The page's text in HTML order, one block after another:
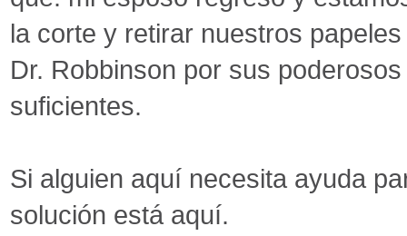
la corte y retirar nuestros
Dr. Robbinson por sus
suficientes.
Si alguien aquí necesita ayuda
solución está aquí.